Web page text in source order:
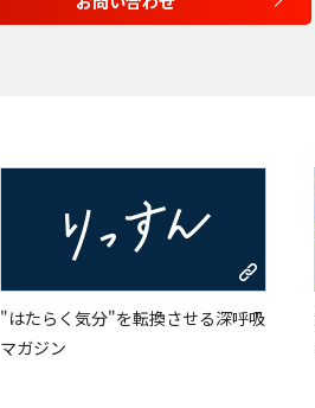
"はたらく気分"を転換させる深呼吸
マガジン